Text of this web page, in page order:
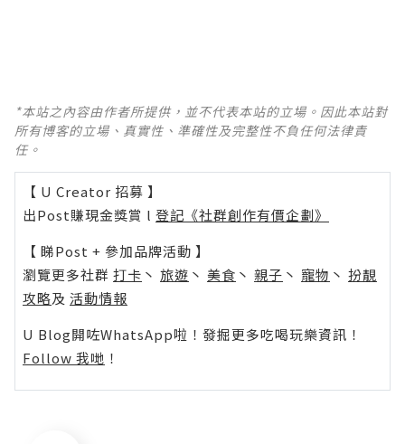
*本站之內容由作者所提供，並不代表本站的立場。因此本站對
所有博客的立場、真實性、準確性及完整性不負任何法律責
任。
【 U Creator 招募 】
出Post賺現金獎賞 l 登記《社群創作有價企劃》
【 睇Post + 參加品牌活動 】
瀏覽更多社群 打卡 丶 旅遊 丶 美食 丶 親子 丶 寵物 丶 扮靚
攻略及 活動情報
U Blog開咗WhatsApp啦！發掘更多吃喝玩樂資訊！
Follow 我哋 ！